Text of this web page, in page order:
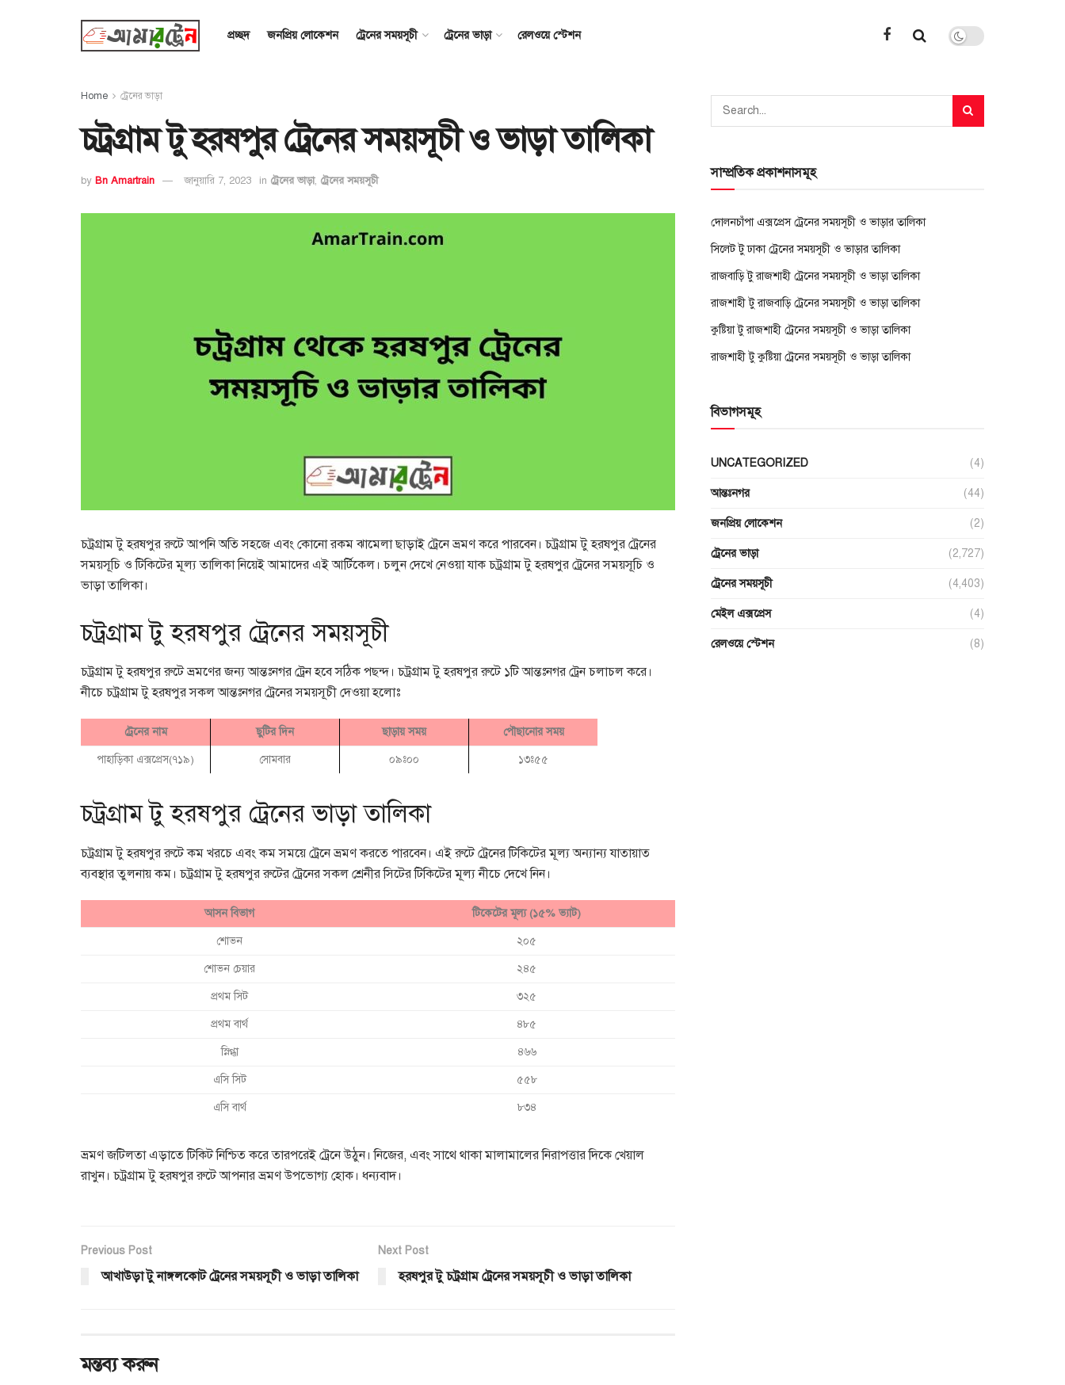
প্রচ্ছদ জনপ্রিয় লোকেশন ট্রেনের সময়সূচী ট্রেনের ভাড়া রেলওয়ে স্টেশন
Home ট্রেনের ভাড়া
চট্রগ্রাম টু হরষপুর ট্রেনের সময়সূচী ও ভাড়া তালিকা
by Bn Amartrain জানুয়ারি 7, 2023 in ট্রেনের ভাড়া, ট্রেনের সময়সূচী
চট্রগ্রাম টু হরষপুর রুটে আপনি অতি সহজে এবং কোনো রকম ঝামেলা ছাড়াই ট্রেনে ভ্রমণ করে পারবেন। চট্রগ্রাম টু হরষপুর ট্রেনের
সময়সূচি ও টিকিটের মূল্য তালিকা নিয়েই আমাদের এই আর্টিকেল। চলুন দেখে নেওয়া যাক চট্রগ্রাম টু হরষপুর ট্রেনের সময়সূচি ও
ভাড়া তালিকা।
চট্রগ্রাম টু হরষপুর ট্রেনের সময়সূচী
চট্রগ্রাম টু হরষপুর রুটে ভ্রমণের জন্য আন্তঃনগর ট্রেন হবে সঠিক পছন্দ। চট্রগ্রাম টু হরষপুর রুটে ১টি আন্তঃনগর ট্রেন চলাচল করে।
নীচে চট্রগ্রাম টু হরষপুর সকল আন্তঃনগর ট্রেনের সময়সূচী দেওয়া হলোঃ
ট্রেনের নাম ছুটির দিন ছাড়ায় সময় পৌছানোর সময়
পাহাড়িকা এক্সপ্রেস(৭১৯) সোমবার ০৯ঃ০০ ১৩ঃ৫৫
চট্রগ্রাম টু হরষপুর ট্রেনের ভাড়া তালিকা
চট্রগ্রাম টু হরষপুর রুটে কম খরচে এবং কম সময়ে ট্রেনে ভ্রমণ করতে পারবেন। এই রুটে ট্রেনের টিকিটের মূল্য অন্যান্য যাতায়াত
ব্যবস্থার তুলনায় কম। চট্রগ্রাম টু হরষপুর রুটের ট্রেনের সকল শ্রেনীর সিটের টিকিটের মূল্য নীচে দেখে নিন।
আসন বিভাগ টিকেটের মূল্য (১৫% ভ্যাট)
শোভন ২০৫
শোভন চেয়ার ২৪৫
প্রথম সিট ৩২৫
প্রথম বার্থ ৪৮৫
স্নিগ্ধা ৪৬৬
এসি সিট ৫৫৮
এসি বার্থ ৮৩৪
ভ্রমণ জটিলতা এড়াতে টিকিট নিশ্চিত করে তারপরেই ট্রেনে উঠুন। নিজের, এবং সাথে থাকা মালামালের নিরাপত্তার দিকে খেয়াল
রাখুন। চট্রগ্রাম টু হরষপুর রুটে আপনার ভ্রমণ উপভোগ্য হোক। ধন্যবাদ।
Previous Post
আখাউড়া টু নাঙ্গলকোট ট্রেনের সময়সূচী ও ভাড়া তালিকা
Next Post
হরষপুর টু চট্রগ্রাম ট্রেনের সময়সূচী ও ভাড়া তালিকা
মন্তব্য করুন
সাম্প্রতিক প্রকাশনাসমূহ
দোলনচাঁপা এক্সপ্রেস ট্রেনের সময়সূচী ও ভাড়ার তালিকা
সিলেট টু ঢাকা ট্রেনের সময়সূচী ও ভাড়ার তালিকা
রাজবাড়ি টু রাজশাহী ট্রেনের সময়সূচী ও ভাড়া তালিকা
রাজশাহী টু রাজবাড়ি ট্রেনের সময়সূচী ও ভাড়া তালিকা
কুষ্টিয়া টু রাজশাহী ট্রেনের সময়সূচী ও ভাড়া তালিকা
রাজশাহী টু কুষ্টিয়া ট্রেনের সময়সূচী ও ভাড়া তালিকা
বিভাগসমূহ
UNCATEGORIZED (4)
আন্তঃনগর (44)
জনপ্রিয় লোকেশন (2)
ট্রেনের ভাড়া (2,727)
ট্রেনের সময়সূচী (4,403)
মেইল এক্সপ্রেস (4)
রেলওয়ে স্টেশন (8)